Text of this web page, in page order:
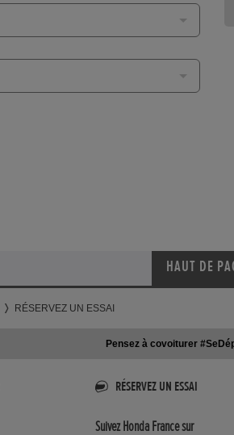
HAUT DE
RÉSERVEZ UN ESSAI
Pensez à covoiturer
RÉSERVEZ UN ESSAI
Suivez Honda France sur